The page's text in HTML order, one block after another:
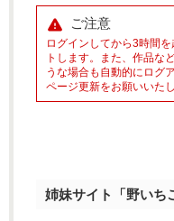
ご注意
ログインしてから3時間
トします。また、作品な
うな場合も自動的にログ
ページ更新をお願いいたし
姉妹サイト「野いち